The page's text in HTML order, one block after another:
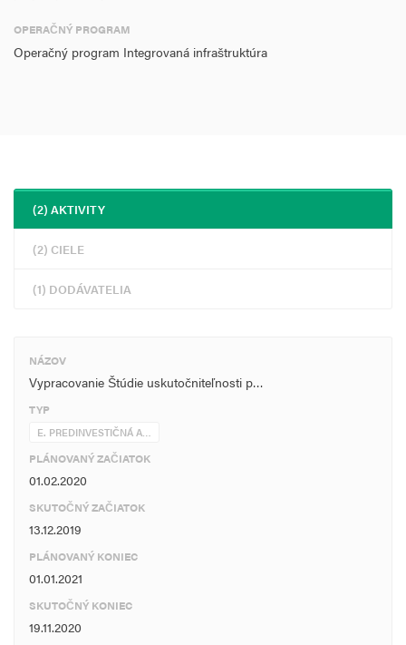
OPERAČNÝ PROGRAM
Operačný program Integrovaná infraštruktúra
(2) AKTIVITY
(2) CIELE
(1) DODÁVATELIA
NÁZOV
Vypracovanie Štúdie uskutočniteľnosti p…
TYP
E. PREDINVESTIČNÁ A…
PLÁNOVANÝ ZAČIATOK
01.02.2020
SKUTOČNÝ ZAČIATOK
13.12.2019
PLÁNOVANÝ KONIEC
01.01.2021
SKUTOČNÝ KONIEC
19.11.2020